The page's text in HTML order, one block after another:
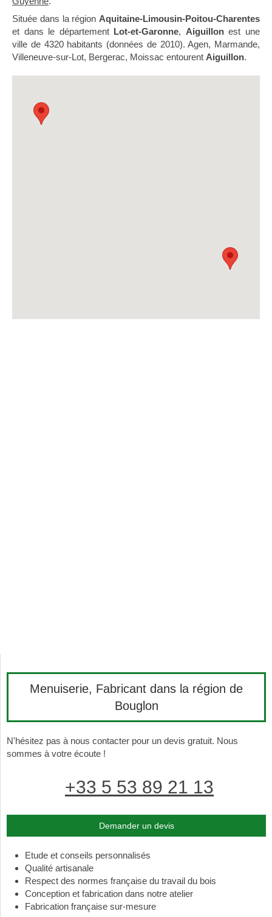
Située dans la région Aquitaine-Limousin-Poitou-Charentes
et dans le département Lot-et-Garonne, Aiguillonest une
ville de 4320 habitants (données de 2010). Agen, Marmande,
Villeneuve-sur-Lot, Bergerac, Moissac entourent Aiguillon.
Menuiserie, Fabricant dans la région de
Bouglon
N'hésitez pas à nous contacter pour un devis gratuit. Nous
sommes à votre écoute !
+33 5 53 89 21 13
Demander un devis
Etude et conseils personnalisés
Qualité artisanale
Respect des normes française du travail du bois
Conception et fabrication dans notre atelier
Fabrication française sur-mesure